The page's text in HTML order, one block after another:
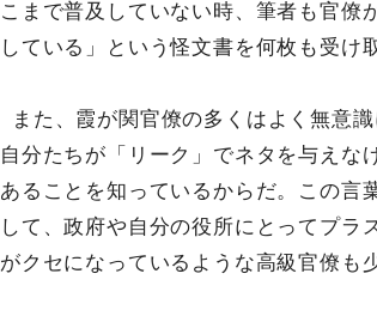
こまで普及していない時、筆者も官僚
している」という怪文書を何枚も受け
また、霞が関官僚の多くはよく無意
自分たちが「リーク」でネタを与えな
あることを知っているからだ。この言
して、政府や自分の役所にとってプラ
がクセになっているような高級官僚も